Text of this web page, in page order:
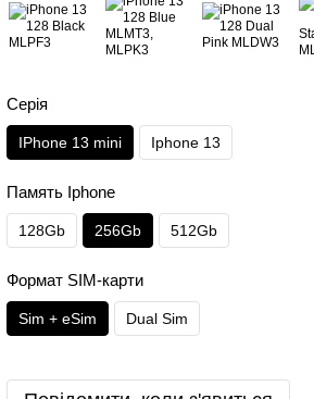
Серія
IPhone 13 mini Iphone 13
Память Iphone
128Gb 256Gb 512Gb
Формат SIM-карти
Sim + eSim Dual Sim